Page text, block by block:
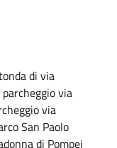
di via
via
via
San Paolo
di Pompei